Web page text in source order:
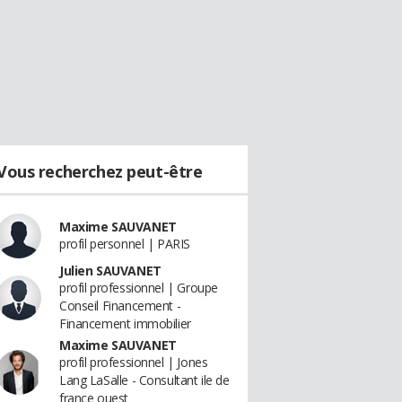
recherchez peut-être
Maxime SAUVANET
profil personnel | PARIS
Julien SAUVANET
profil professionnel | Groupe
Conseil Financement -
Financement immobilier
Maxime SAUVANET
profil professionnel | Jones
Lang LaSalle - Consultant ile de
france ouest